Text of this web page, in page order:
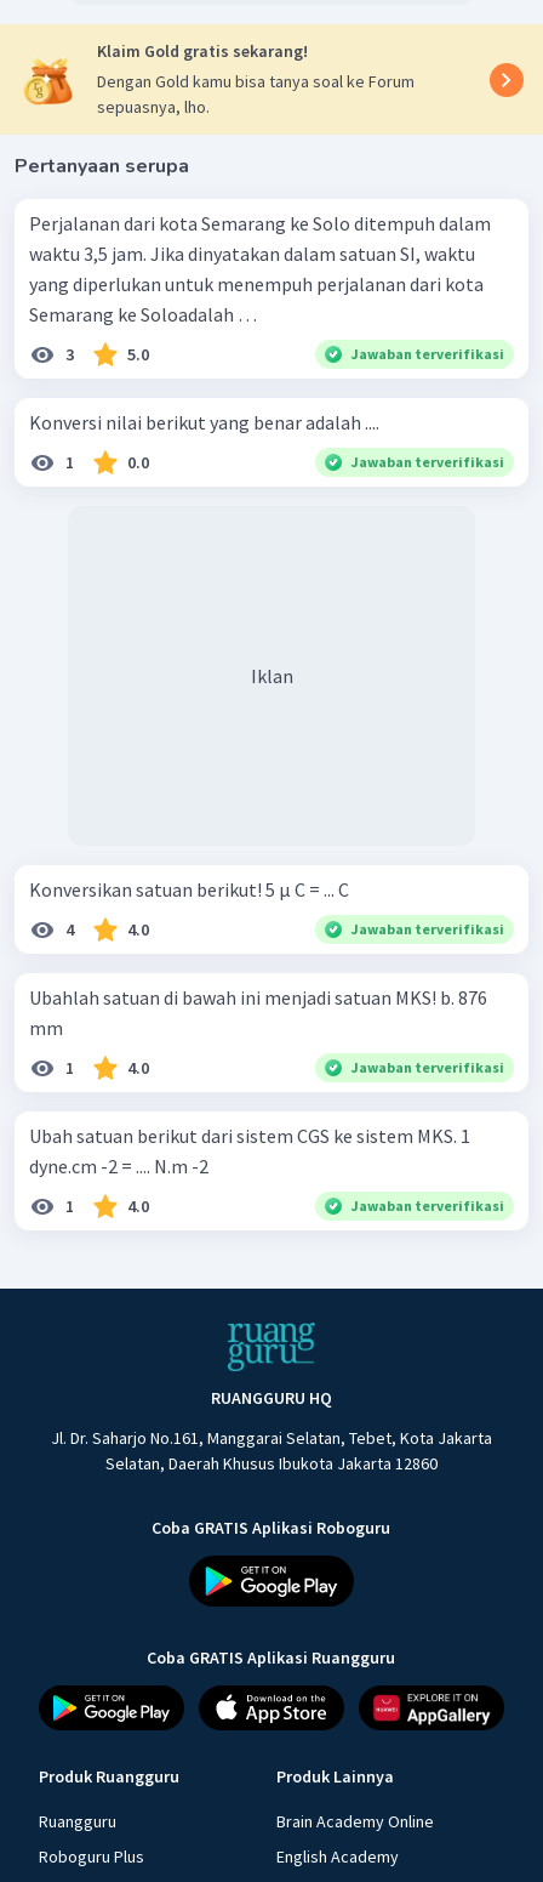
Klaim Gold gratis sekarang!
Dengan Gold kamu bisa tanya soal ke Forum
sepuasnya, lho.
Pertanyaan serupa
Perjalanan dari kota Semarang ke Solo ditempuh dalam
waktu 3,5 jam. Jika dinyatakan dalam satuan SI, waktu
yang diperlukan untuk menempuh perjalanan dari kota
Semarang ke Soloadalah …
3 5.0 Jawaban terverifikasi
Konversi nilai berikut yang benar adalah ....
1 0.0 Jawaban terverifikasi
Iklan
Konversikan satuan berikut! 5 μ C = ... C
4 4.0 Jawaban terverifikasi
Ubahlah satuan di bawah ini menjadi satuan MKS! b. 876
mm
1 4.0 Jawaban terverifikasi
Ubah satuan berikut dari sistem CGS ke sistem MKS. 1
dyne.cm -2 = .... N.m -2
1 4.0 Jawaban terverifikasi
RUANGGURU HQ
Jl. Dr. Saharjo No.161, Manggarai Selatan, Tebet, Kota Jakarta
Selatan, Daerah Khusus Ibukota Jakarta 12860
Coba GRATIS Aplikasi Roboguru
Coba GRATIS Aplikasi Ruangguru
Produk Ruangguru
Ruangguru
Roboguru Plus
Produk Lainnya
Brain Academy Online
English Academy